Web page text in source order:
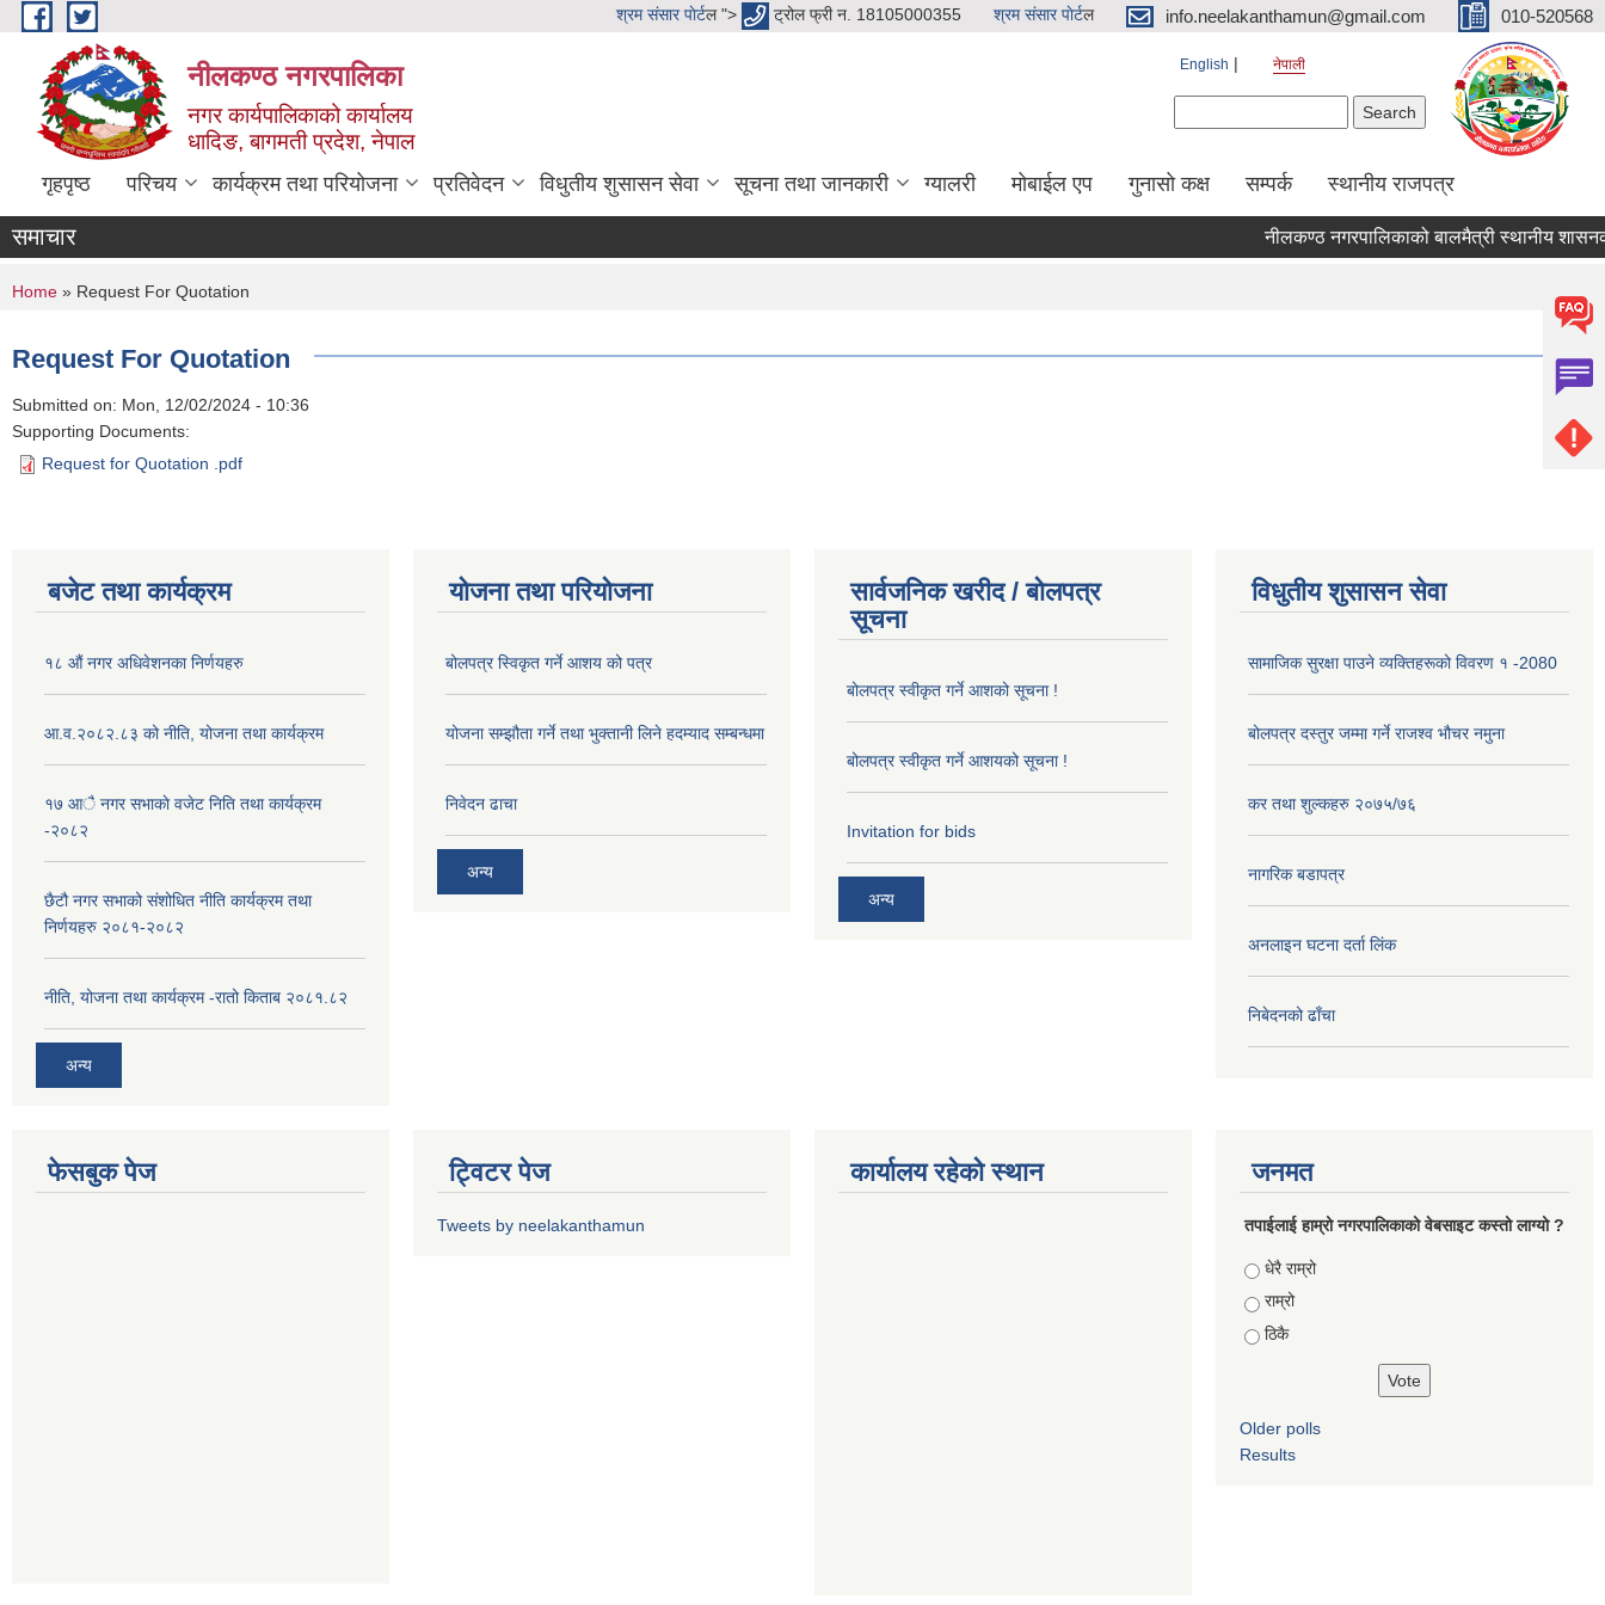
Skip to main content श्रम संसार पाेर्टल "> ट्रोल फ्री न. 18105000355 श्रम संसार पाेर्टल info.neelakanthamun@gmail.com 010-520568
नीलकण्ठ नगरपालिका
नगर कार्यपालिकाको कार्यालय
धादिङ, बागमती प्रदेश, नेपाल
English नेपाली
गृहपृष्ठ परिचय कार्यक्रम तथा परियोजना प्रतिवेदन विधुतीय शुसासन सेवा सूचना तथा जानकारी ग्यालरी मोबाईल एप गुनासो कक्ष सम्पर्क स्थानीय राजपत्र
समाचार नीलकण्ठ नगरपालिकाको बालमैत्री स्थानीय
You are here
Home » Request For Quotation
Request For Quotation
Submitted on: Mon, 12/02/2024 - 10:36
Supporting Documents:
Request for Quotation .pdf
बजेट तथा कार्यक्रम
१८ औं नगर अधिवेशनका निर्णयहरु
आ.व.२०८२.८३ को नीति, योजना तथा कार्यक्रम
१७ आै नगर सभाकाे वजेट निति तथा कार्यक्रम
-२०८२
छैटौ नगर सभाको संशोधित नीति कार्यक्रम तथा
निर्णयहरु २०८१-२०८२
नीति, योजना तथा कार्यक्रम -रातो किताब २०८१.८२
अन्य
योजना तथा परियोजना
बोलपत्र स्विकृत गर्ने आशय को पत्र
योजना सम्झौता गर्ने तथा भुक्तानी लिने हदम्याद सम्बन्धमा
निवेदन ढाचा
अन्य
सार्वजनिक खरीद / बोलपत्र
सूचना
बोलपत्र स्वीकृत गर्ने आशको सूचना !
बोलपत्र स्वीकृत गर्ने आशयको सूचना !
Invitation for bids
अन्य
विधुतीय शुसासन सेवा
सामाजिक सुरक्षा पाउने व्यक्तिहरूको विवरण १ -2080
बोलपत्र दस्तुर जम्मा गर्ने राजश्व भौचर नमुना
कर तथा शुल्कहरु २०७५/७६
नागरिक बडापत्र
अनलाइन घटना दर्ता लिंक
निबेदनको ढाँचा
फेसबुक पेज ट्विटर पेज
Tweets by neelakanthamun
कार्यालय रहेको स्थान जनमत
तपाईलाई हाम्रो नगरपालिकाको वेबसाइट कस्तो लाग्यो ?
Choices
धेरै राम्रो
राम्रो
ठिकै
Older polls
Results